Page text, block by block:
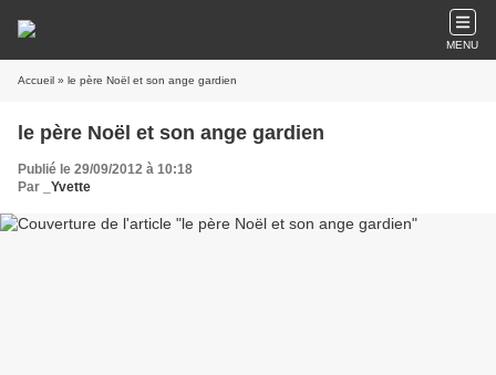
MENU
Accueil » le père Noël et son ange gardien
le père Noël et son ange gardien
Publié le 29/09/2012 à 10:18
Par
_Yvette